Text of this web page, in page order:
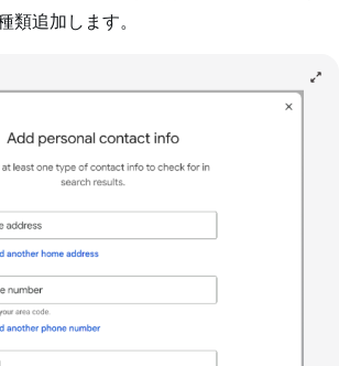
類追加します。